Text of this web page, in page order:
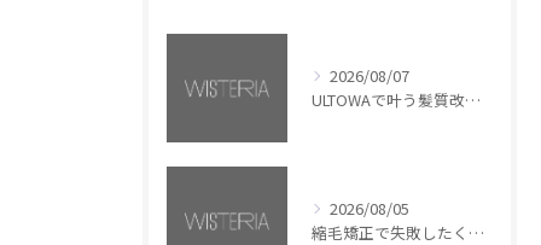
2026/08/07
ULTOWAで叶う髪質改善美髪カラー【銀座・美容室WISTERIA】
2026/08/05
縮毛矯正で失敗したくない方へ【銀座・美容室WISTERIA】